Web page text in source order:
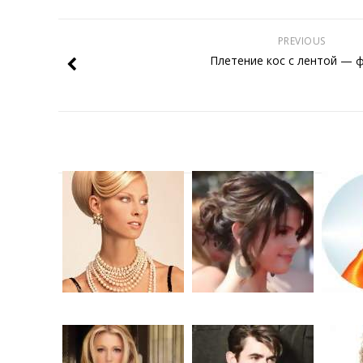
PREVIOUS
Плетение кос с лентой —